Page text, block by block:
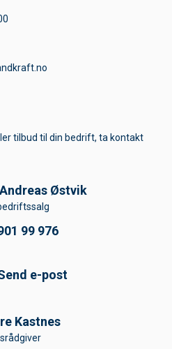
tilbud til din bedrift, ta kontakt
Østvik
99 976
e-post
Kastnes